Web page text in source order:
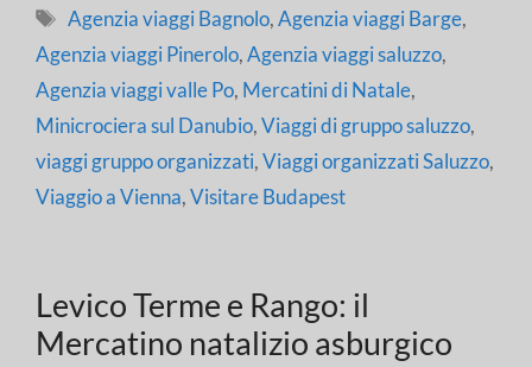
Tag
Agenzia viaggi Bagnolo,Agenzia viaggi Barge,
Agenzia viaggi Pinerolo,Agenzia viaggi saluzzo,
Agenzia viaggi valle Po, Mercatini di Natale,
Minicrociera sul Danubio,Viaggi di gruppo saluzzo,
viaggi gruppo organizzati,Viaggi organizzati Saluzzo,
Viaggio a Vienna,Visitare Budapest
Levico Terme e Rango: il
Mercatino natalizio asburgico